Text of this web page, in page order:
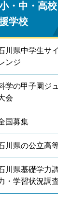
・中・高
学校
川県中学生サ
ンジ
学の甲子園ジ
会
国募集
川県の公立高
川県基礎学力
・学習状況調